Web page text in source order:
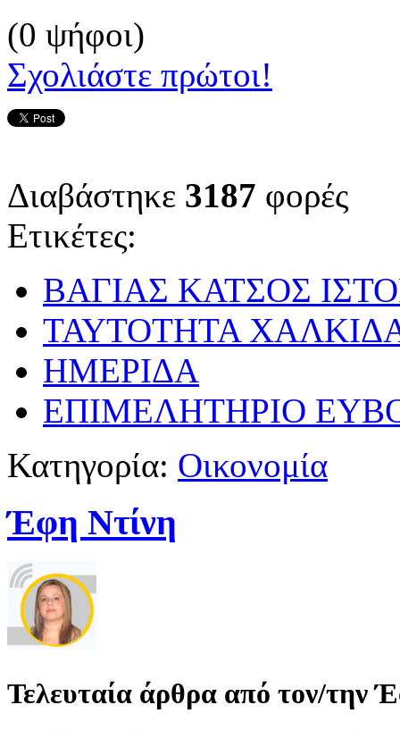
(0 ψήφοι)
Σχολιάστε πρώτοι!
Διαβάστηκε 3187 φορές
Ετικέτες:
ΒΑΓΙΑΣ ΚΑΤΣΟΣ
ΤΑΥΤΟΤΗΤΑ
ΗΜΕΡΙΔΑ
ΕΠΙΜΕΛΗΤΗΡΙΟ
Κατηγορία: Οικονομία
Έφη Ντίνη
Τελευταία άρθρα από τον/την